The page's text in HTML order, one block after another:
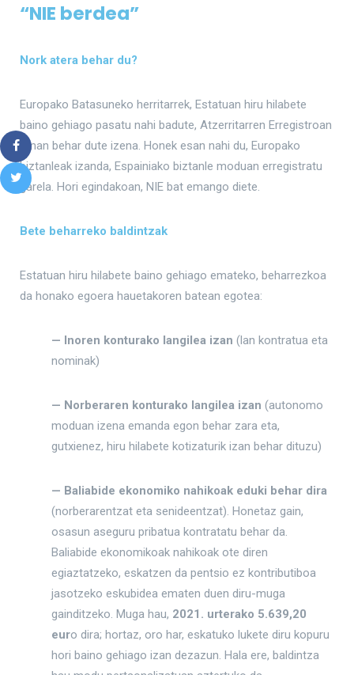
“NIE berdea”
Nork atera behar du?
Europako Batasuneko herritarrek, Estatuan hiru hilabete
baino gehiago pasatu nahi badute, Atzerritarren Erregistroan
eman behar dute izena. Honek esan nahi du, Europako
biztanleak izanda, Espainiako biztanle moduan erregistratu
garela. Hori egindakoan, NIE bat emango diete.
Bete beharreko baldintzak
Estatuan hiru hilabete baino gehiago emateko, beharrezkoa
da honako egoera hauetakoren batean egotea:
— Inoren konturako langilea izan (lan kontratua eta
nominak)
— Norberaren konturako langilea izan (autonomo
moduan izena emanda egon behar zara eta,
gutxienez, hiru hilabete kotizaturik izan behar dituzu)
— Baliabide ekonomiko nahikoak eduki behar dira
(norberarentzat eta senideentzat). Honetaz gain,
osasun aseguru pribatua kontratatu behar da.
Baliabide ekonomikoak nahikoak ote diren
egiaztatzeko, eskatzen da pentsio ez kontributiboa
jasotzeko eskubidea ematen duen diru-muga
gainditzeko. Muga hau, 2021. urterako 5.639,20
euro dira; hortaz, oro har, eskatuko lukete diru kopuru
hori baino gehiago izan dezazun. Hala ere, baldintza